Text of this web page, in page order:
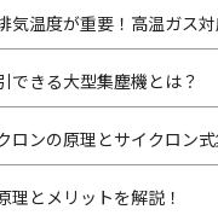
気温度が重要！高温ガス
できる大型集塵機とは？
ロンの原理とサイクロン
理とメリットを解説！